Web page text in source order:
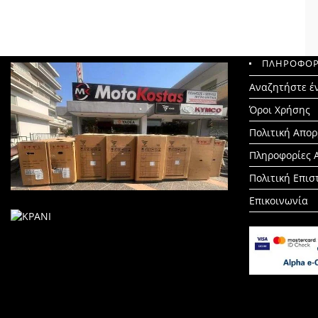
Αναζητήστε
Search
for:
Όροι Χρήσης
Πολιτική
Πληροφορίες
Πολιτική
Επικοινωνία